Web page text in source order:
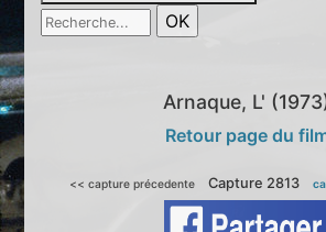
Arnaque, L'
Retour page du
<< capture précedente Capture 2813